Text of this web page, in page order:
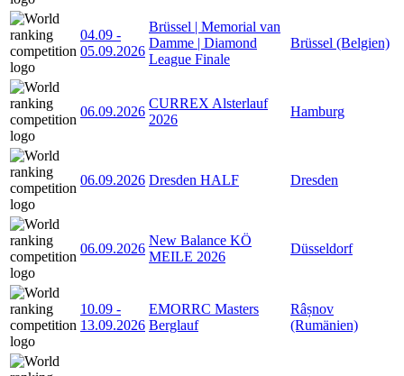
04.09 -
05.09.2026
Brüssel | Memorial van
Damme | Diamond
League Finale
Brüssel (Belgien)
06.09.2026
CURREX Alsterlauf
2026
Hamburg
06.09.2026 Dresden HALF Dresden
06.09.2026
New Balance KÖ
MEILE 2026
Düsseldorf
10.09 -
13.09.2026
EMORRC Masters
Berglauf
Râșnov
(Rumänien)